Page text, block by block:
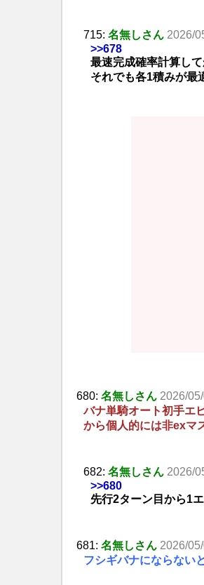
715: 名無しさん 2026/
>>678
最速完成確率計算し
それでも各1積みが最
680: 名無しさん 2026/
バナ単騎オート初手エ
から個人的には非exマ
682: 名無しさん 2026/
>>680
先行2ターン目から1
681: 名無しさん 2026/
フシギバナにならない